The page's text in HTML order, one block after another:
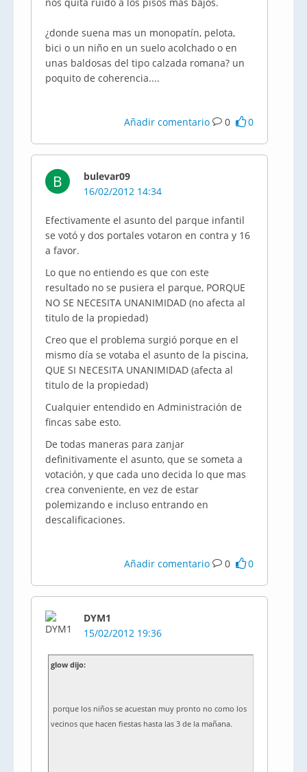
¿donde suena mas un monopatín, pelota,
bici o un niño en un suelo acolchado o en
unas baldosas del tipo calzada romana? un
poquito de coherencia....
Añadir comentario 0 0
B
bulevar09
16/02/2012 14:34
Efectivamente el asunto del parque infantil
se votó y dos portales votaron en contra y 16
a favor.
Lo que no entiendo es que con este
resultado no se pusiera el parque, PORQUE
NO SE NECESITA UNANIMIDAD (no afecta al
titulo de la propiedad)
Creo que el problema surgió porque en el
mismo día se votaba el asunto de la piscina,
QUE SI NECESITA UNANIMIDAD (afecta al
titulo de la propiedad)
Cualquier entendido en Administración de
fincas sabe esto.
De todas maneras para zanjar
definitivamente el asunto, que se someta a
votación, y que cada uno decida lo que mas
crea conveniente, en vez de estar
polemizando e incluso entrando en
descalificaciones.
Añadir comentario 0 0
DYM1
15/02/2012 19:36
glow dijo:
porque los niños se acuestan muy pronto no como los
vecinos que hacen fiestas hasta las 3 de la mañana.